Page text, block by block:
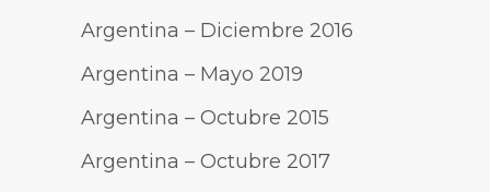
Argentina – Diciembre 2016
Argentina – Mayo 2019
Argentina – Octubre 2015
Argentina – Octubre 2017